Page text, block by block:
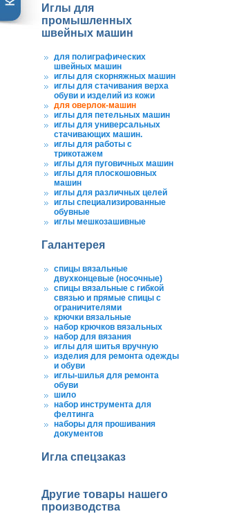
Иглы для
промышленных
швейных машин
для полиграфических
швейных машин
иглы для скорняжных машин
иглы для стачивания верха
обуви и изделий из кожи
для оверлок-машин
иглы для петельных машин
иглы для универсальных
стачивающих машин.
иглы для работы с
трикотажем
иглы для пуговичных машин
иглы для плоскошовных
машин
иглы для различных целей
иглы специализированные
обувные
иглы мешкозашивные
Галантерея
спицы вязальные
двухконцевые (носочные)
спицы вязальные с гибкой
связью и прямые спицы с
ограничителями
крючки вязальные
набор крючков вязальных
набор для вязания
иглы для шитья вручную
изделия для ремонта одежды
и обуви
иглы-шилья для ремонта
обуви
шило
набор инструмента для
фелтинга
наборы для прошивания
документов
Игла спецзаказ
Другие товары нашего
производства